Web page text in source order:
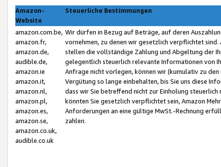
Amazon-
Website
Steuerliche Bestimmungen
amazon.com.be,
amazon.fr,
amazon.de,
audible.de,
amazon.ie
amazon.it,
amazon.nl,
amazon.pl,
amazon.es,
amazon.se,
amazon.co.uk,
audible.co.uk
Wir dürfen in Bezug auf Beträge, auf deren
vornehmen, zu denen wir gesetzlich verpflichtet
stellen die vollständige Zahlung und Abgeltung der
gelegentlich steuerlich relevante Informationen von
Anfrage nicht vorlegen, können wir (kumulativ zu
Vergütung so lange einbehalten, bis Sie uns diese
dass wir Sie betreffend nicht zur Einholung
könnten Sie gesetzlich verpflichtet sein, Amazon
Anforderungen an eine gültige MwSt.-Rechnung
zahlen.